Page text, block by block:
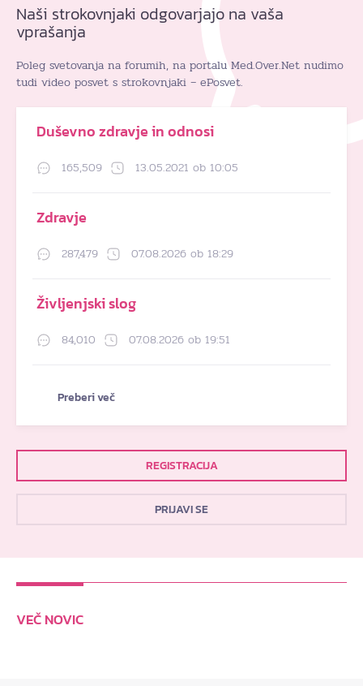
Naši strokovnjaki odgovarjajo na vaša
vprašanja
Poleg svetovanja na forumih, na portalu Med.Over.Net nudimo
tudi video posvet s strokovnjaki – ePosvet.
Duševno zdravje in odnosi
165,509 13.05.2021 ob 10:05
Zdravje
287,479 07.08.2026 ob 18:29
Življenjski slog
84,010 07.08.2026 ob 19:51
Preberi več
REGISTRACIJA
PRIJAVI SE
VEČ NOVIC